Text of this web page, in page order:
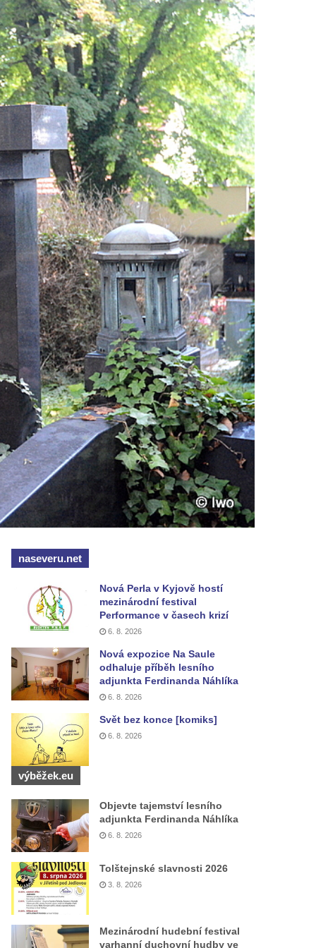
naseveru.net
Nová Perla v Kyjově hostí
mezinárodní festival
Performance v časech krizí
6. 8. 2026
Nová expozice Na Saule
odhaluje příběh lesního
adjunkta Ferdinanda Náhlíka
6. 8. 2026
Svět bez konce [komiks]
6. 8. 2026
výběžek.eu
Objevte tajemství lesního
adjunkta Ferdinanda Náhlíka
6. 8. 2026
Tolštejnské slavnosti 2026
3. 8. 2026
Mezinárodní hudební festival
varhanní duchovní hudby ve